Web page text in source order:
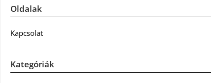
Oldalak
Kapcsolat
Kategóriák